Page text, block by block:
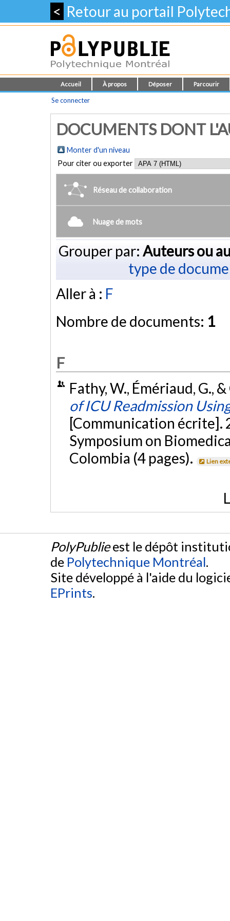
< Retour au portail
Accueil À propos Déposer Parcourir
Se connecter
DOCUMENTS DONT
Monter d'un niveau
Pour citer ou exporter
Réseau de collaboration
Nuage de mots
Grouper par: Auteurs ou
type de
Aller à : F
Nombre de documents: 1
F
Fathy, W., Émériaud, G.,
of ICU Readmission
[Communication écrite].
Symposium on
Colombia (4 pages).
Lien
PolyPublieest le dépôt
de Polytechnique Montréal.
Site développé à l'aide du
EPrints.